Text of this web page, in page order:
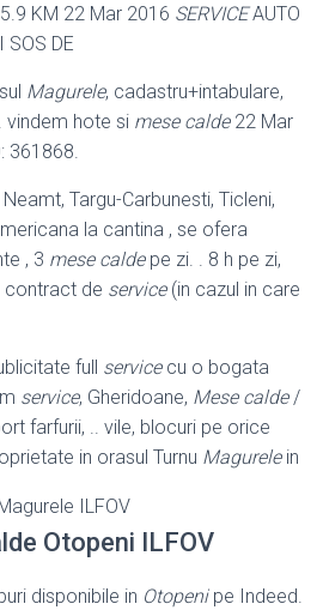
KM 22 Mar 2016 SERVICEAUTO
SOS DE
Magurele, cadastru+intabulare,
vindem hote si mese calde22 Mar
361868.
Targu-Carbunesti, Ticleni,
la cantina , se ofera
, 3 mese caldepe zi. . 8 h pe zi,
contract de service(in cazul in care
full servicecu o bogata
service, Gheridoane, Mese calde/
farfurii, .. vile, blocuri pe orice
in orasul Turnu Magurelein
Otopeni ILFOV
disponibile in Otopenipe Indeed.